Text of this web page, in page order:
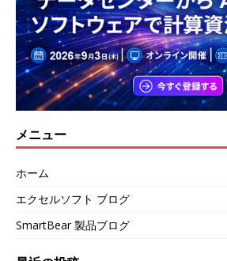
メニュー
ホーム
エクセルソフト ブログ
SmartBear 製品ブログ